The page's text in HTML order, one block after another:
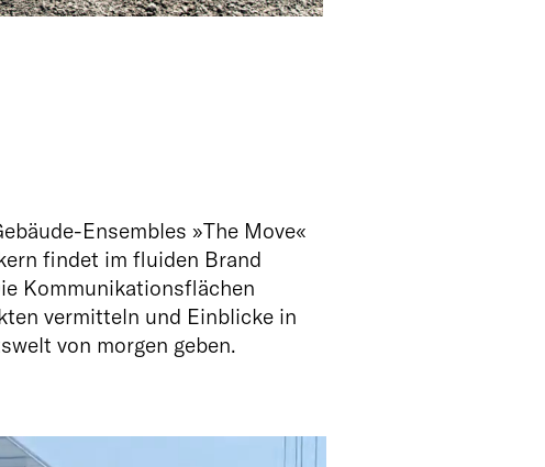
Ensembles »The Move«
findet im fluiden Brand
Kommunikationsflächen
vermitteln und Einblicke in
von morgen geben.